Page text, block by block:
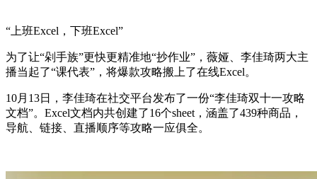
“上班Excel，下班Excel”
为了让“剁手族”更快更精准地“抄作业”，薇娅、李佳琦两大主
播当起了“课代表”，将爆款攻略搬上了在线Excel。
10月13日，李佳琦在社交平台发布了一份“李佳琦双十一攻略
文档”。Excel文档内共创建了16个sheet，涵盖了439种商品，
导航、链接、直播顺序等攻略一应俱全。